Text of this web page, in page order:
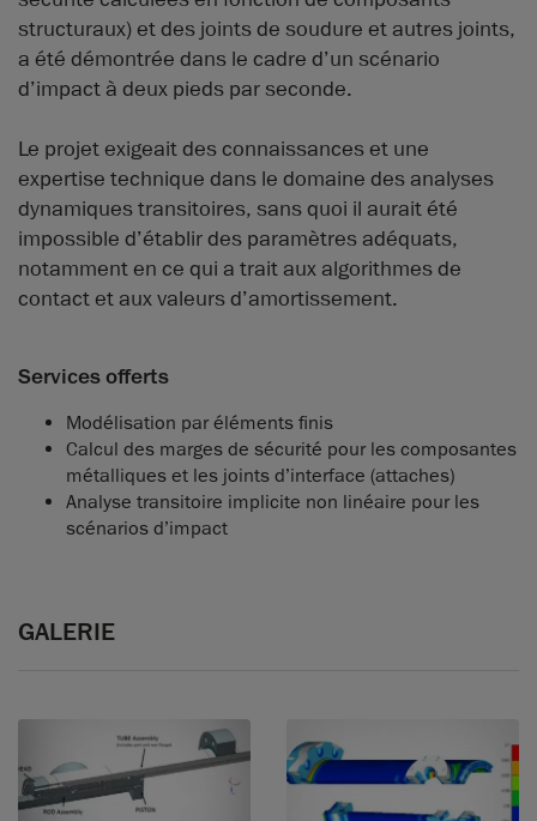
structuraux) et des joints de soudure et autres joints,
a été démontrée dans le cadre d’un scénario
d’impact à deux pieds par seconde.
Le projet exigeait des connaissances et une
expertise technique dans le domaine des analyses
dynamiques transitoires, sans quoi il aurait été
impossible d’établir des paramètres adéquats,
notamment en ce qui a trait aux algorithmes de
contact et aux valeurs d’amortissement.
Services offerts
Modélisation par éléments finis
Calcul des marges de sécurité pour les composantes
métalliques et les joints d’interface (attaches)
Analyse transitoire implicite non linéaire pour les
scénarios d’impact
GALERIE